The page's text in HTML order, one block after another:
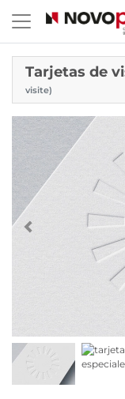
Tarjetas de
visite)